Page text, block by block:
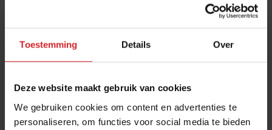
Toestemming Details Over
Deze website maakt gebruik van cookies
We gebruiken cookies om content en advertenties te
personaliseren, om functies voor social media te bieden
conceptwatching en hotspots van Food Inspiration
Veel gelezen artikelen